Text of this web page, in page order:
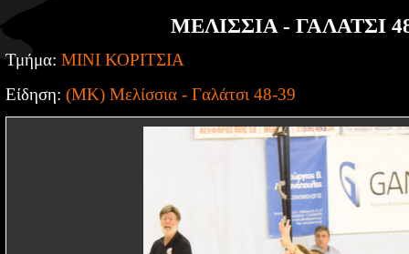
ΜΕΛΙΣΣΙΑ - ΓΑΛΑΤΣΙ
Τμήμα: ΜΙΝΙ ΚΟΡΙΤΣΙΑ
Είδηση: (ΜΚ) Μελίσσια - Γαλάτσι 48-39